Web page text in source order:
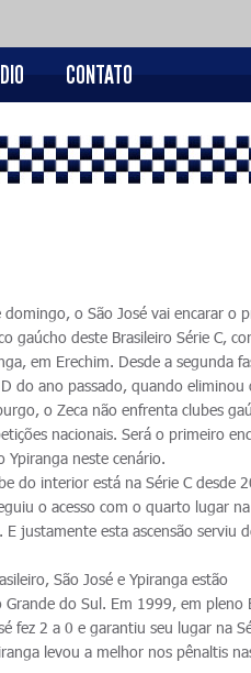
CONTATO
domingo, o São José vai encarar o
gaúcho deste Brasileiro Série C,
em Erechim. Desde a segunda
do ano passado, quando eliminou
o Zeca não enfrenta clubes
nacionais. Será o primeiro
Ypiranga neste cenário.
do interior está na Série C desde
o acesso com o quarto lugar
E justamente esta ascensão serviu
São José e Ypiranga estão
do Sul. Em 1999, em pleno
fez 2 a 0 e garantiu seu lugar na
levou a melhor nos pênaltis